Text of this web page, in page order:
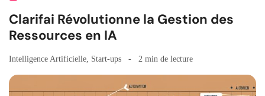
Clarifai Révolutionne la Gestion des
Ressources en IA
Intelligence Artificielle, Start-ups 2 min de lecture